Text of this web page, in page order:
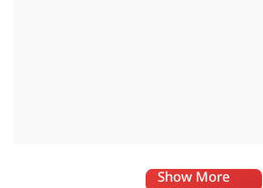
Show More